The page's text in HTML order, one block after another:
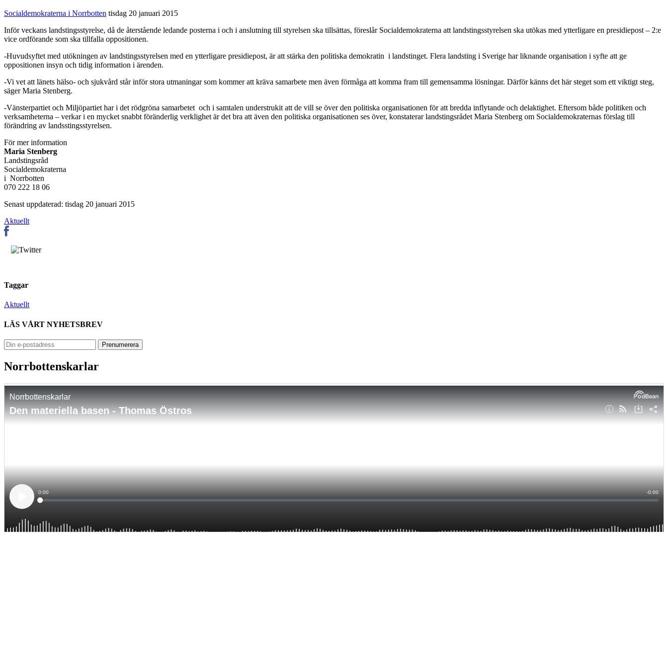
Socialdemokraterna i Norrbotten tisdag 20 januari 2015
Inför veckans landstingsstyrelse, då de återstående ledande posterna i och i anslutning till styrelsen ska tillsättas, föreslår Socialdemokraterna att landstingsstyrelsen ska utökas med ytterligare en presidiepost – 2:e
vice ordförande som ska tillfalla oppositionen.
-Huvudsyftet med utökningen av landstingsstyrelsen med en ytterligare presidiepost, är att stärka den politiska demokratin i landstinget. Flera landsting i Sverige har liknande organisation i syfte att ge
oppositionen insyn och tidig information i ärenden.
-Vi vet att länets hälso- och sjukvård står inför stora utmaningar som kommer att kräva samarbete men även förmåga att komma fram till gemensamma lösningar. Därför känns det här steget som ett viktigt steg,
säger Maria Stenberg.
-Vänsterpartiet och Miljöpartiet har i det rödgröna samarbetet och i samtalen understrukit att de vill se över den politiska organisationen för att bredda inflytande och delaktighet. Eftersom både politiken och
verksamheterna – verkar i en mycket snabbt föränderlig verklighet är det bra att även den politiska organisationen ses över, konstaterar landstingsrådet Maria Stenberg om Socialdemokraternas förslag till
förändring av landsstingsstyrelsen.
För mer information
Maria Stenberg
Landstingsråd
Socialdemokraterna
i Norrbotten
070 222 18 06
Senast uppdaterad: tisdag 20 januari 2015
Aktuellt
Taggar
Aktuellt
LÄS VÅRT NYHETSBREV
Norrbottenskarlar